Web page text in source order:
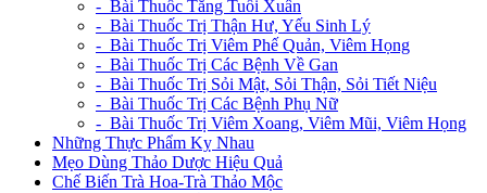
- Bài Thuốc Tăng Tuổi Xuân
- Bài Thuốc Trị Thận Hư, Yếu Sinh Lý
- Bài Thuốc Trị Viêm Phế Quản, Viêm Họng
- Bài Thuốc Trị Các Bệnh Về Gan
- Bài Thuốc Trị Sỏi Mật, Sỏi Thận, Sỏi Tiết Niệu
- Bài Thuốc Trị Các Bệnh Phụ Nữ
- Bài Thuốc Trị Viêm Xoang, Viêm Mũi, Viêm Họng
Những Thực Phẩm Kỵ Nhau
Mẹo Dùng Thảo Dược Hiệu Quả
Chế Biến Trà Hoa-Trà Thảo Mộc